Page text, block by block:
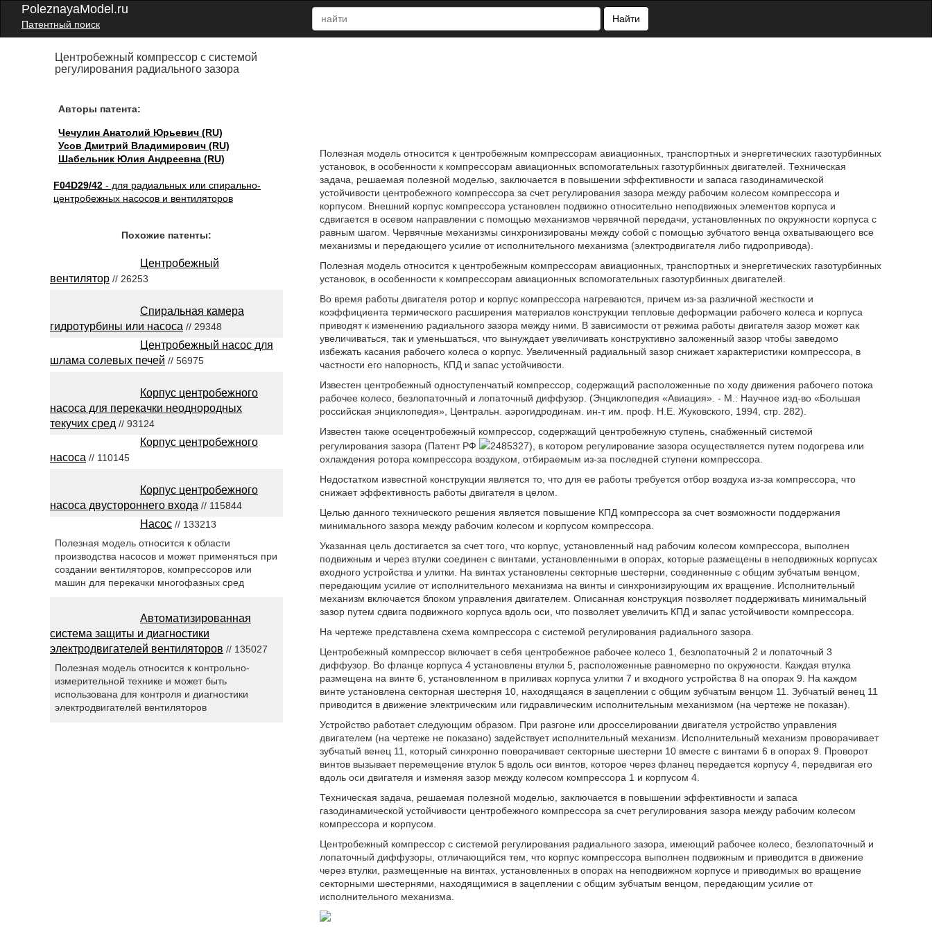
PoleznayaModel.ru
Патентный поиск
Найти
Центробежный компрессор с системой
регулирования радиального зазора
Авторы патента:
Чечулин Анатолий Юрьевич (RU)
Усов Дмитрий Владимирович (RU)
Шабельник Юлия Андреевна (RU)
F04D29/42 - для радиальных или спирально-
центробежных насосов и вентиляторов
Полезная модель относится к центробежным компрессорам авиационных, транспортных и энергетических газотурбинных
установок, в особенности к компрессорам авиационных вспомогательных газотурбинных двигателей. Техническая
задача, решаемая полезной моделью, заключается в повышении эффективности и запаса газодинамической
устойчивости центробежного компрессора за счет регулирования зазора между рабочим колесом компрессора и
корпусом. Внешний корпус компрессора установлен подвижно относительно неподвижных элементов корпуса и
сдвигается в осевом направлении с помощью механизмов червячной передачи, установленных по окружности корпуса с
равным шагом. Червячные механизмы синхронизированы между собой с помощью зубчатого венца охватывающего все
механизмы и передающего усилие от исполнительного механизма (электродвигателя либо гидропривода).
Полезная модель относится к центробежным компрессорам авиационных, транспортных и энергетических газотурбинных
установок, в особенности к компрессорам авиационных вспомогательных газотурбинных двигателей.
Во время работы двигателя ротор и корпус компрессора нагреваются, причем из-за различной жесткости и
коэффициента термического расширения материалов конструкции тепловые деформации рабочего колеса и корпуса
приводят к изменению радиального зазора между ними. В зависимости от режима работы двигателя зазор может как
увеличиваться, так и уменьшаться, что вынуждает увеличивать конструктивно заложенный зазор чтобы заведомо
избежать касания рабочего колеса о корпус. Увеличенный радиальный зазор снижает характеристики компрессора, в
частности его напорность, КПД и запас устойчивости.
Известен центробежный одноступенчатый компрессор, содержащий расположенные по ходу движения рабочего потока
рабочее колесо, безлопаточный и лопаточный диффузор. (Энциклопедия «Авиация». - М.: Научное изд-во «Большая
российская энциклопедия», Центральн. аэрогидродинам. ин-т им. проф. Н.Е. Жуковского, 1994, стр. 282).
Известен также осецентробежный компрессор, содержащий центробежную ступень, снабженный системой
регулирования зазора (Патент РФ
2485327), в котором регулирование зазора осуществляется путем подогрева или
охлаждения ротора компрессора воздухом, отбираемым из-за последней ступени компрессора.
Недостатком известной конструкции является то, что для ее работы требуется отбор воздуха из-за компрессора, что
снижает эффективность работы двигателя в целом.
Целью данного технического решения является повышение КПД компрессора за счет возможности поддержания
минимального зазора между рабочим колесом и корпусом компрессора.
Указанная цель достигается за счет того, что корпус, установленный над рабочим колесом компрессора, выполнен
подвижным и через втулки соединен с винтами, установленными в опорах, которые размещены в неподвижных корпусах
входного устройства и улитки. На винтах установлены секторные шестерни, соединенные с общим зубчатым венцом,
передающим усилие от исполнительного механизма на винты и синхронизирующим их вращение. Исполнительный
механизм включается блоком управления двигателем. Описанная конструкция позволяет поддерживать минимальный
зазор путем сдвига подвижного корпуса вдоль оси, что позволяет увеличить КПД и запас устойчивости компрессора.
На чертеже представлена схема компрессора с системой регулирования радиального зазора.
Центробежный компрессор включает в себя центробежное рабочее колесо 1, безлопаточный 2 и лопаточный 3
диффузор. Во фланце корпуса 4 установлены втулки 5, расположенные равномерно по окружности. Каждая втулка
размещена на винте 6, установленном в приливах корпуса улитки 7 и входного устройства 8 на опорах 9. На каждом
винте установлена секторная шестерня 10, находящаяся в зацеплении с общим зубчатым венцом 11. Зубчатый венец 11
приводится в движение электрическим или гидравлическим исполнительным механизмом (на чертеже не показан).
Устройство работает следующим образом. При разгоне или дросселировании двигателя устройство управления
двигателем (на чертеже не показано) задействует исполнительный механизм. Исполнительный механизм проворачивает
зубчатый венец 11, который синхронно поворачивает секторные шестерни 10 вместе с винтами 6 в опорах 9. Проворот
винтов вызывает перемещение втулок 5 вдоль оси винтов, которое через фланец передается корпусу 4, передвигая его
вдоль оси двигателя и изменяя зазор между колесом компрессора 1 и корпусом 4.
Техническая задача, решаемая полезной моделью, заключается в повышении эффективности и запаса
газодинамической устойчивости центробежного компрессора за счет регулирования зазора между рабочим колесом
компрессора и корпусом.
Центробежный компрессор с системой регулирования радиального зазора, имеющий рабочее колесо, безлопаточный и
лопаточный диффузоры, отличающийся тем, что корпус компрессора выполнен подвижным и приводится в движение
через втулки, размещенные на винтах, установленных в опорах на неподвижном корпусе и приводимых во вращение
секторными шестернями, находящимися в зацеплении с общим зубчатым венцом, передающим усилие от
исполнительного механизма.
Похожие патенты:
Центробежный
вентилятор // 26253
Спиральная камера
гидротурбины или насоса // 29348
Центробежный насос для
шлама солевых печей // 56975
Корпус центробежного
насоса для перекачки неоднородных
текучих сред // 93124
Корпус центробежного
насоса // 110145
Корпус центробежного
насоса двустороннего входа // 115844
Насос // 133213
Полезная модель относится к области
производства насосов и может применяться при
создании вентиляторов, компрессоров или
машин для перекачки многофазных сред
Автоматизированная
система защиты и диагностики
электродвигателей вентиляторов // 135027
Полезная модель относится к контрольно-
измерительной технике и может быть
использована для контроля и диагностики
электродвигателей вентиляторов